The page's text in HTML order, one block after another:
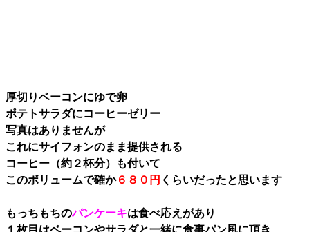
厚切りベーコンにゆで卵
ポテトサラダにコーヒーゼリー
写真はありませんが
これにサイフォンのまま提供される
コーヒー（約２杯分）も付いて
このボリュームで確か６８０円 くらいだったと思います
もっちもちのパンケーキは食べ応えがあり
１枚目はベーコンやサラダと一緒に食事パン風に頂き